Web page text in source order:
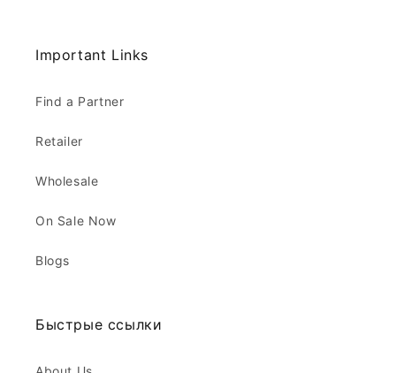
Important Links
Find a Partner
Retailer
Wholesale
On Sale Now
Blogs
Быстрые ссылки